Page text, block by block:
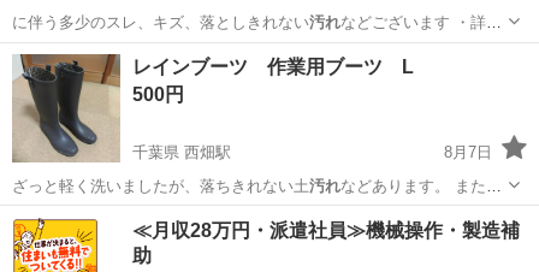
に伴う多少のスレ、キズ、落としきれない汚れなどございます ・詳細
は現地でご確認…
和歌山 和歌山市 子供用品 現地
レインブーツ 作業用ブーツ L
500円
千葉県 西畑駅
8月7日
ざっと軽く洗いましたが、落ちきれない土汚れなどあります。 また、
少し擦り傷など…
千葉 夷隅郡 西畑駅 靴
≪月収28万円・派遣社員≫機械操作・製造補
助